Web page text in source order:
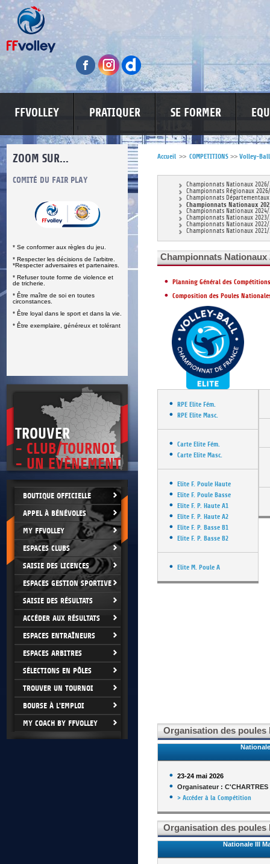
FFVOLLEY PRATIQUER SE FORMER
ZOOM SUR...
COMITÉ DU FAIR PLAY
* Se conformer aux règles du jeu.
* Respecter les décisions de l’arbitre.
*Respecter adversaires et partenaires.
* Refuser toute forme de violence et
de tricherie.
* Être maître de soi en toutes
circonstances.
* Être loyal dans le sport et dans la vie.
* Être exemplaire, généreux et tolérant
LUTTE CONTRE LES VIOLENCES MA PETITE
TROUVER
- CLUB/TOURNOI
- UN EVÈNEMENT
BOUTIQUE OFFICIELLE
APPEL À BÉNÉVOLES
MY FFVOLLEY
ESPACES CLUBS
SAISIE DES LICENCES
ESPACES GESTION SPORTIVE
SAISIE DES RÉSULTATS
ACCÉDER AUX RÉSULTATS
ESPACES ENTRAÎNEURS
ESPACES ARBITRES
SÉLECTIONS EN PÔLES
TROUVER UN TOURNOI
BOURSE À L'EMPLOI
MY COACH BY FFVOLLEY
Accueil >> COMPETITIONS >> Volley-Ball
Championnats Nationaux 2026/
Championnats Régionaux
Championnats
Championnats Nationaux
Championnats Nationaux 2024/
Championnats Nationaux 2023/
Championnats Nationaux 2022/
Championnats Nationaux 2021/
Championnats Nationaux
Planning Général des
Composition des Poules
RPE Elite Fém.
RPE Elite Masc.
Carte Elite Fém.
Carte Elite Masc.
Elite F. Poule Haute
Elite F. Poule Basse
Elite F. P. Haute A1
Elite F. P. Haute A2
Elite F. P. Basse B1
Elite F. P. Basse B2
Elite M. Poule A
Organisation des poules
23-24 mai 2026
Organisateur : C'CHARTRES
> Accéder à la Compétition
Organisation des poules
Nationale III